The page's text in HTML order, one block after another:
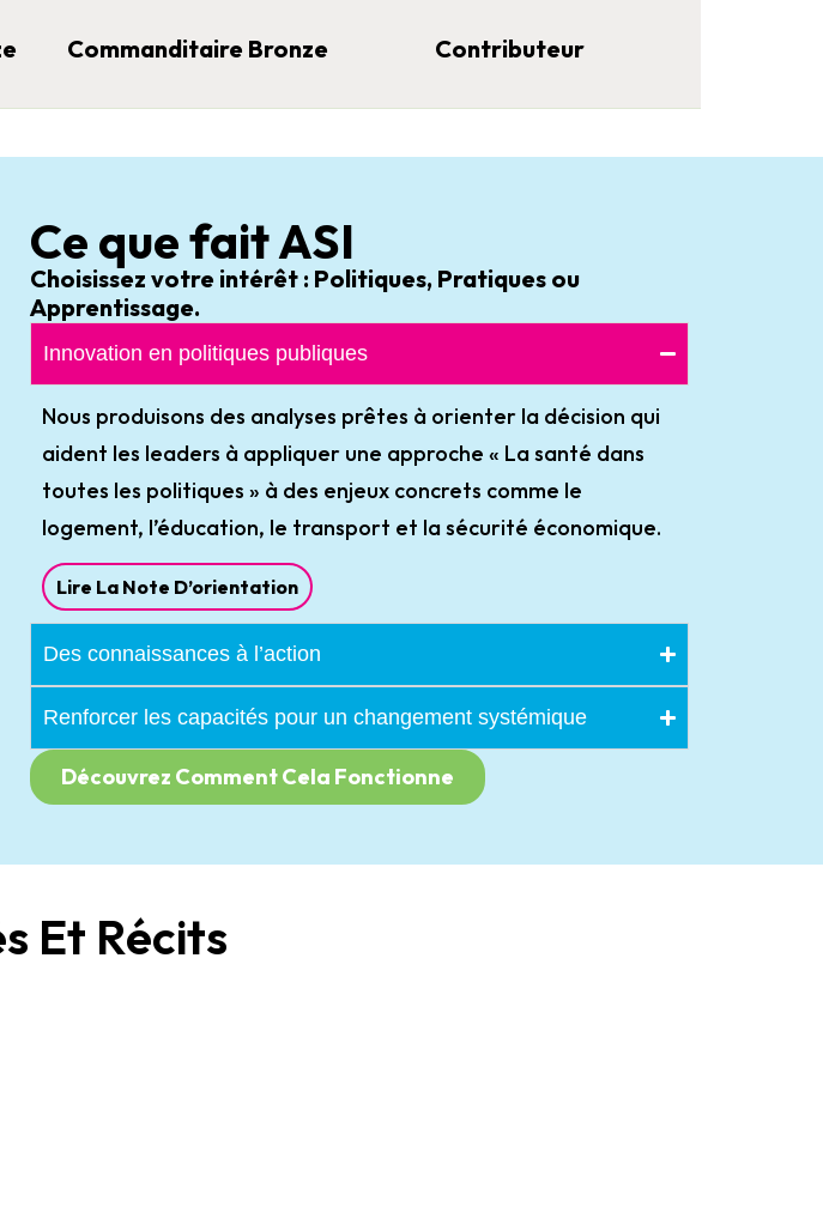
Commanditaire Bronze Contributeur
Ce que fait ASI
Choisissez votre intérêt : Politiques, Pratiques ou
Apprentissage.
Innovation en politiques publiques
Nous produisons des analyses prêtes à orienter la décision qui
aident les leaders à appliquer une approche « La santé dans
toutes les politiques » à des enjeux concrets comme le
logement, l’éducation, le transport et la sécurité économique.
Lire La Note D’orientation
Des connaissances à l’action
Renforcer les capacités pour un changement systémique
Découvrez Comment Cela Fonctionne
Et Récits